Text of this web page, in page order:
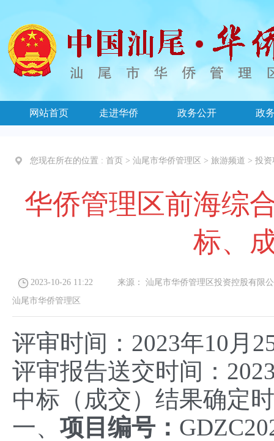
网站首页 走进华侨 政务公开 政
您现在所在的位置 : 首页 > 汕尾市华侨管理区 > 旅游频道 > 投资
华侨管理区前海综
标、
2023-10-26 11:22 来源： 汕尾市华侨管理区投资控股有限
汕尾市华侨管理区
评审时间：2023年10月
评审报告送交时间：
中标（成交）结果确定
一、 项目编号：